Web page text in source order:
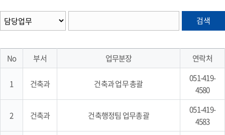
검색
No 부서 업무분장 연락처
1 건축과 건축과 업무 총괄
051-419-
4580
2 건축과 건축행정팀 업무총괄
051-419-
4583